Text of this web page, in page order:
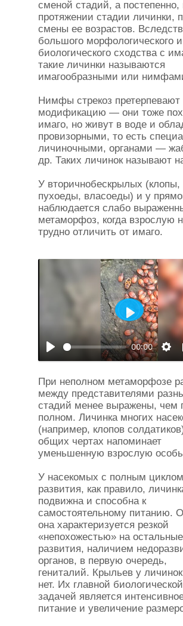
сменой стадий, а постепенно,
протяжении стадии личинки,
смены ее возрастов.
большого морфологического и
биологического сходства с
такие личинки называются
имагообразными или
Нимфы стрекоз
модификацию — они тоже
имаго, но живут в воде и
провизорными, то есть
личиночными, органами —
др. Таких личинок называют
У вторичнобескрылых
пухоеды, власоеды) и у
наблюдается слабо
метаморфоз, когда взрослую
трудно отличить от имаго.
00:00
Воспроизвести
При неполном метаморфозе
между представителями
стадий менее выражены, чем
полном. Личинка многих
(например, клопов
общих чертах напоминает
уменьшенную взрослую
У насекомых с полным циклом
развития, как правило,
подвижна и способна к
самостоятельному питанию.
она характеризуется резкой
«непохожестью» на
развития, наличием
органов, в первую очередь,
гениталий. Крыльев у
нет. Их главной биологической
задачей является
питание и увеличение